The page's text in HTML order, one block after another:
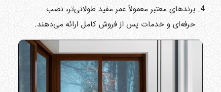
برندهای معتبر معمولاً عمر مفید طولانی‌تر، نصب
حرفه‌ای و خدمات پس از فروش کامل ارائه می‌دهند.